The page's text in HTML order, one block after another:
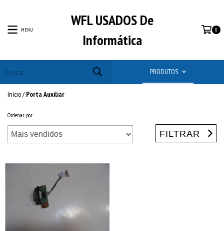
MENU
WFL USADOS De
Informática
0
PRODUTOS
Início/ Porta Auxiliar
Ordenar por
FILTRAR